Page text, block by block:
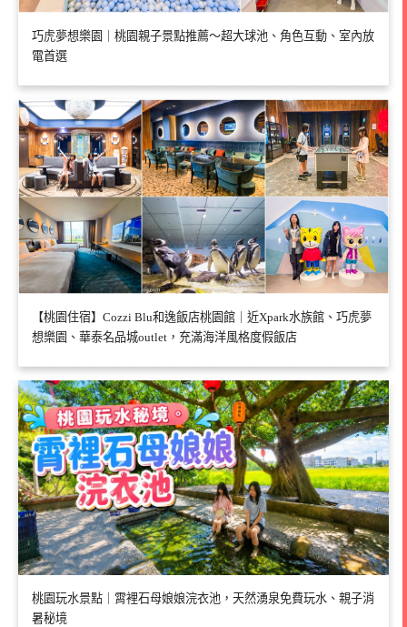
巧虎夢想樂園｜桃園親子景點推薦～超大球池、角色互動、室內放
電首選
【桃園住宿】Cozzi Blu和逸飯店桃園館｜近Xpark水族館、巧虎夢
想樂園、華泰名品城outlet，充滿海洋風格度假飯店
桃園玩水景點｜霄裡石母娘娘浣衣池，天然湧泉免費玩水、親子消
暑秘境